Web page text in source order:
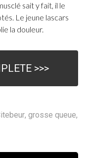
sait y fait, il le
Le jeune lascars
la douleur.
>>>
, grosse queue,